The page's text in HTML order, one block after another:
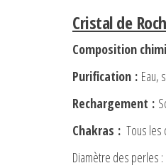
Cristal de
Composition
Purification : Eau,
Rechargement :
Chakras : Tous les
Diamètre des perles